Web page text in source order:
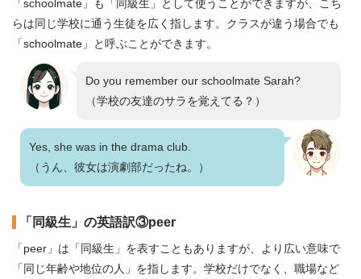
「schoolmate」も「同級生」として使うことができますが、こち
らは同じ学校に通う生徒を広く指します。クラスが違う場合でも
「schoolmate」と呼ぶことができます。
Do you remember our schoolmate Sarah?
（学校の友達のサラを覚えてる？）
Yes, she was in the drama club.
（うん、彼女は演劇部だったね。）
「同級生」の英語訳③peer
「peer」は「同級生」を表すこともありますが、より広い意味で
「同じ年齢や地位の人」を指します。学校だけでなく、職場など